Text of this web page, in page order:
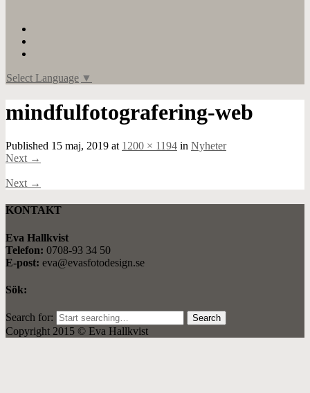
Select Language ▼
mindfulfotografering-web
Published 15 maj, 2019 at 1200 × 1194 in Nyheter
Next →
Next →
KONTAKT
Eva Hallkvist
Telefon: 0708-93 34 50
E-post: eva@evasfotodesign.se
Sök:
Search for:
Copyright 2015 © Eva Hallkvist